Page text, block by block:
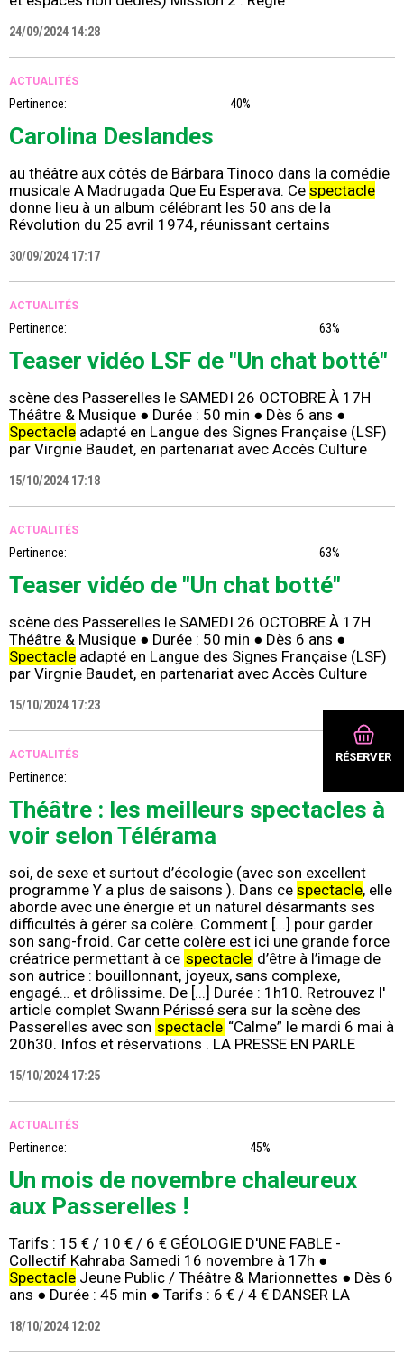
RÉSERVER
24/09/2024 14:28
ACTUALITÉS
Pertinence: 40%
Carolina Deslandes
au théâtre aux côtés de Bárbara Tinoco dans la comédie
musicale A Madrugada Que Eu Esperava. Ce spectacle
donne lieu à un album célébrant les 50 ans de la
Révolution du 25 avril 1974, réunissant certains
30/09/2024 17:17
ACTUALITÉS
Pertinence: 63%
Teaser vidéo LSF de "Un chat botté"
scène des Passerelles le SAMEDI 26 OCTOBRE À 17H
Théâtre & Musique ● Durée : 50 min ● Dès 6 ans ●
Spectacle adapté en Langue des Signes Française (LSF)
par Virgnie Baudet, en partenariat avec Accès Culture
15/10/2024 17:18
ACTUALITÉS
Pertinence: 63%
Teaser vidéo de "Un chat botté"
scène des Passerelles le SAMEDI 26 OCTOBRE À 17H
Théâtre & Musique ● Durée : 50 min ● Dès 6 ans ●
Spectacle adapté en Langue des Signes Française (LSF)
par Virgnie Baudet, en partenariat avec Accès Culture
15/10/2024 17:23
ACTUALITÉS
Pertinence:
Théâtre : les meilleurs spectacles à
voir selon Télérama
soi, de sexe et surtout d’écologie (avec son excellent
programme Y a plus de saisons ). Dans ce spectacle, elle
aborde avec une énergie et un naturel désarmants ses
difficultés à gérer sa colère. Comment [...] pour garder
son sang-froid. Car cette colère est ici une grande force
créatrice permettant à ce spectacle d’être à l’image de
son autrice : bouillonnant, joyeux, sans complexe,
engagé… et drôlissime. De [...] Durée : 1h10. Retrouvez l'
article complet Swann Périssé sera sur la scène des
Passerelles avec son spectacle “Calme” le mardi 6 mai à
20h30. Infos et réservations . LA PRESSE EN PARLE
15/10/2024 17:25
ACTUALITÉS
Pertinence: 45%
Un mois de novembre chaleureux
aux Passerelles !
Tarifs : 15 € / 10 € / 6 € GÉOLOGIE D'UNE FABLE -
Collectif Kahraba Samedi 16 novembre à 17h ●
Spectacle Jeune Public / Théâtre & Marionnettes ● Dès 6
ans ● Durée : 45 min ● Tarifs : 6 € / 4 € DANSER LA
18/10/2024 12:02